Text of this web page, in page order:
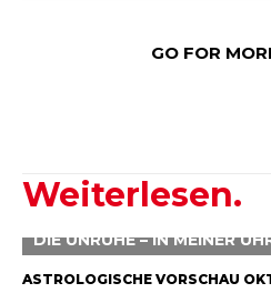
GO FOR
Weiterlesen.
DIE UNRUHE – IN MEINER
ASTROLOGISCHE VORSCHAU